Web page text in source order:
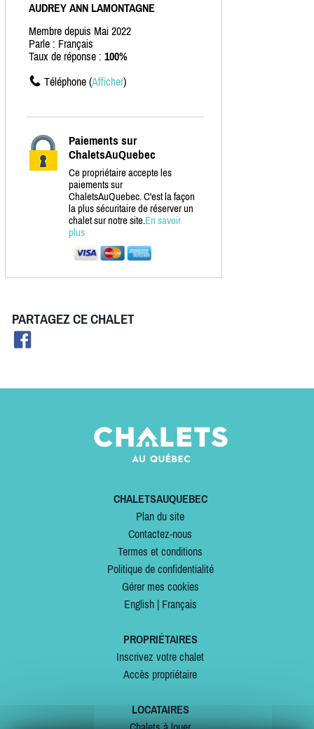
AUDREY ANN LAMONTAGNE
Membre depuis Mai 2022
Parle : Français
Taux de réponse : 100%
Téléphone (Afficher)
Paiements sur
ChaletsAuQuebec
Ce propriétaire accepte les
paiements sur
ChaletsAuQuebec. C'est la façon
la plus sécuritaire de réserver un
chalet sur notre site.En savoir
plus
PARTAGEZ CE CHALET
CHALETSAUQUEBEC
Plan du site
Contactez-nous
Termes et conditions
Politique de confidentialité
Gérer mes cookies
English| Français
PROPRIÉTAIRES
Inscrivez votre chalet
Accès propriétaire
LOCATAIRES